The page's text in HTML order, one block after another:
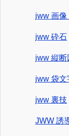
jww 画像
jww 砕石
jww 縦断
jww 袋文
jww 裏技
JWW 誘